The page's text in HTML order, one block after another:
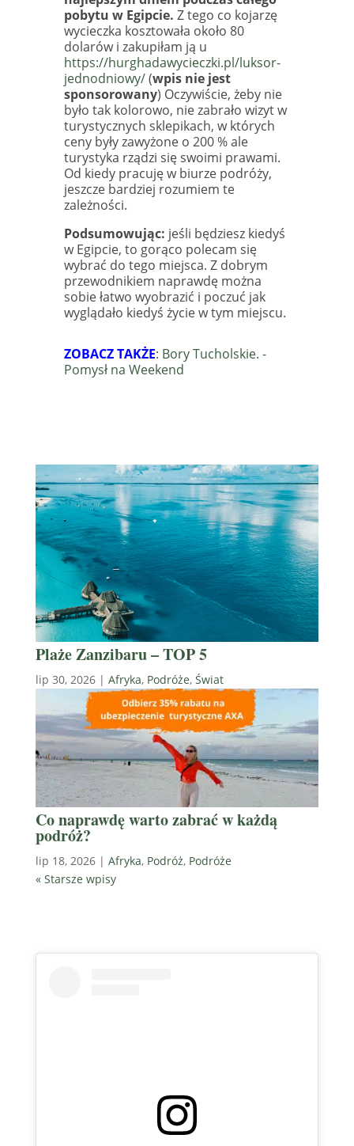
pobytu w Egipcie. Z tego co kojarzę
wycieczka kosztowała około 80
dolarów i zakupiłam ją u
https://hurghadawycieczki.pl/luksor-
jednodniowy/(wpis nie jest
sponsorowany) Oczywiście, żeby nie
było tak kolorowo, nie zabrało wizyt w
turystycznych sklepikach, w których
ceny były zawyżone o 200 % ale
turystyka rządzi się swoimi prawami.
Od kiedy pracuję w biurze podróży,
jeszcze bardziej rozumiem te
zależności.
Podsumowując: jeśli będziesz kiedyś
w Egipcie, to gorąco polecam się
wybrać do tego miejsca. Z dobrym
przewodnikiem naprawdę można
sobie łatwo wyobrazić i poczuć jak
wyglądało kiedyś życie w tym miejscu.
ZOBACZ TAKŻE: Bory Tucholskie. -
Pomysł na Weekend
Plaże Zanzibaru – TOP 5
lip 30, 2026| Afryka, Podróże, Świat
Co naprawdę warto zabrać w każdą
podróż?
lip 18, 2026| Afryka, Podróż, Podróże
« Starsze wpisy